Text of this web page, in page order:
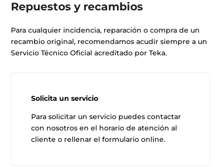
Repuestos y recambios
Para cualquier incidencia, reparación o compra de un
recambio original, recomendamos acudir siempre a un
Servicio Técnico Oficial acreditado por Teka.
Solicita un servicio
Para solicitar un servicio puedes contactar
con nosotros en el horario de atención al
cliente o rellenar el formulario online.